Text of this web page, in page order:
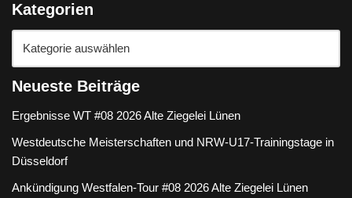
Kategorien
Neueste Beiträge
Ergebnisse WT #08 2026 Alte Ziegelei Lünen
Westdeutsche Meisterschaften und NRW-U17-Trainingstage in
Düsseldorf
Ankündigung Westfalen-Tour #08 2026 Alte Ziegelei Lünen